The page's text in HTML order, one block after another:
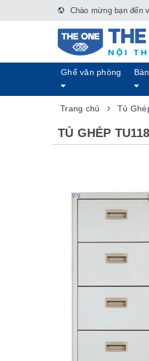
Chào mừng bạn đến
Ghế văn phòng
Trang chủ Tủ
TỦ GHÉP